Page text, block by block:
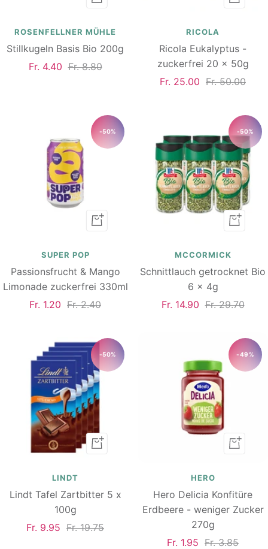
Warenkorb
ROSENFELLNER MÜHLE
Stillkugeln Basis Bio 200g
Angebotspreis
Fr. 4.40 Regulärer
Fr. 8.80
RICOLA
Ricola Eukalyptus -
zuckerfrei 20 x 50g
Angebotspreis
Fr. 25.00 Regulärer
Fr. 50.00
-50%
In
SUPER POP
Passionsfrucht & Mango
Limonade zuckerfrei 330ml
Angebotspreis
Fr. 1.20 Regulärer
Fr. 2.40
-50%
In
MCCORMICK
Schnittlauch getrocknet Bio
6 x 4g
Angebotspreis
Fr. 14.90 Regulärer
Fr. 29.70
-50%
In
LINDT
Lindt Tafel Zartbitter 5 x
100g
Angebotspreis
Fr. 9.95 Regulärer
Fr. 19.75
-49%
In
HERO
Hero Delicia Konfitüre
Erdbeere - weniger Zucker
270g
Angebotspreis
Fr. 1.95 Regulärer
Fr. 3.85